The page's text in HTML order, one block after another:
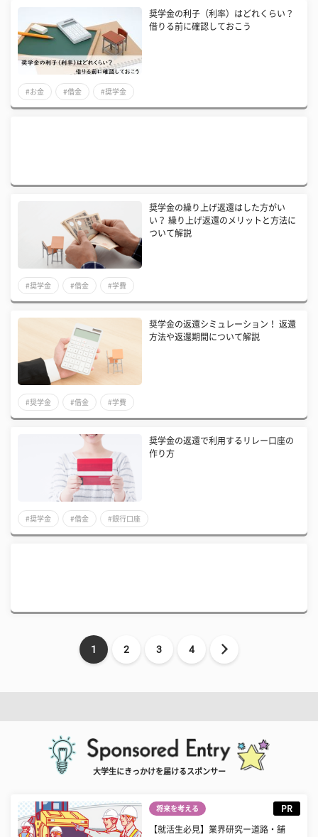
奨学金の利子（利率）はどれくらい？
借りる前に確認しておこう
#お金 #借金 #奨学金
奨学金の繰り上げ返還はした方がい
い？ 繰り上げ返還のメリットと方法に
ついて解説
#奨学金 #借金 #学費
奨学金の返還シミュレーション！ 返還
方法や返還期間について解説
#奨学金 #借金 #学費
奨学金の返還で利用するリレー口座の
作り方
#奨学金 #借金 #銀行口座
1 2 3 4
大学生にきっかけを届けるスポンサー
将来を考える PR
【就活生必見】業界研究ー道路・舗